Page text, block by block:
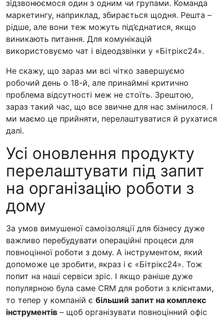
зідзвонюємося один з одним чи групами. Команда
маркетингу, наприклад, збирається щодня. Решта –
рідше, але вони теж можуть під’єднатися, якщо
виникають питання. Для комунікацій
використовуємо чат і відеодзвінки у «Бітрікс24».
Не скажу, що зараз ми всі чітко завершуємо
робочий день о 18-й, але принаймні критично
проблема відсутності меж не стоїть. Зрештою,
зараз такий час, що все звичне для нас змінилося. І
ми маємо це прийняти, перелаштуватися й рухатися
далі.
Усі оновлення продукту
перелаштувати під запит
на організацію роботи з
дому
За умов вимушеної самоізоляції для бізнесу дуже
важливо перебудувати операційні процеси для
повноцінної роботи з дому. А інструментом, який
допоможе це зробити, якраз і є «Бітрікс24». Тож
попит на наші сервіси зріс. І якщо раніше дуже
популярною була саме CRM для роботи з клієнтами,
то тепер у компаній є більший запит на комплекс
інструментів – щоб організувати повноцінний офіс